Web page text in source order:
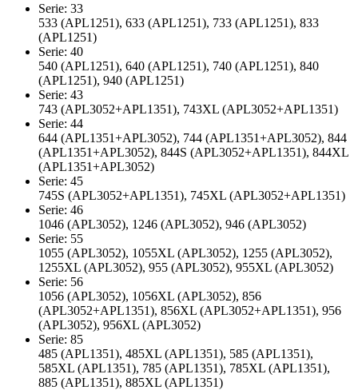
Serie: 33
533 (APL1251), 633 (APL1251), 733 (APL1251), 833
(APL1251)
Serie: 40
540 (APL1251), 640 (APL1251), 740 (APL1251), 840
(APL1251), 940 (APL1251)
Serie: 43
743 (APL3052+APL1351), 743XL (APL3052+APL1351)
Serie: 44
644 (APL1351+APL3052), 744 (APL1351+APL3052), 844
(APL1351+APL3052), 844S (APL3052+APL1351), 844XL
(APL1351+APL3052)
Serie: 45
745S (APL3052+APL1351), 745XL (APL3052+APL1351)
Serie: 46
1046 (APL3052), 1246 (APL3052), 946 (APL3052)
Serie: 55
1055 (APL3052), 1055XL (APL3052), 1255 (APL3052),
1255XL (APL3052), 955 (APL3052), 955XL (APL3052)
Serie: 56
1056 (APL3052), 1056XL (APL3052), 856
(APL3052+APL1351), 856XL (APL3052+APL1351), 956
(APL3052), 956XL (APL3052)
Serie: 85
485 (APL1351), 485XL (APL1351), 585 (APL1351),
585XL (APL1351), 785 (APL1351), 785XL (APL1351),
885 (APL1351), 885XL (APL1351)